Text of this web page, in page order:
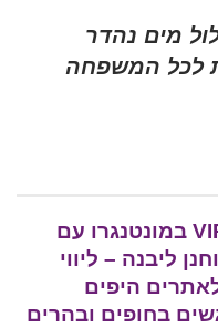
מים נהדר
לכל המשפחה
טיול VIP במונטנגרו עם
ליבנה – ליווי
היפים
בחופים ובהרים